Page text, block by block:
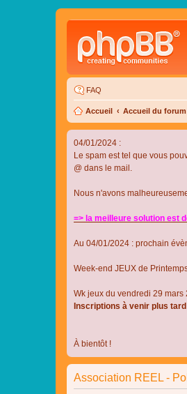
FAQ
Accueil Accueil du forum
04/01/2024 :
Le spam est tel que vous
@ dans le mail.
Nous n'avons
=> la meilleure solution est
Au 04/01/2024 : prochain
Week-end JEUX de
Wk jeux du vendredi 29
Inscriptions à venir plus tard
À bientôt !
Association REEL -